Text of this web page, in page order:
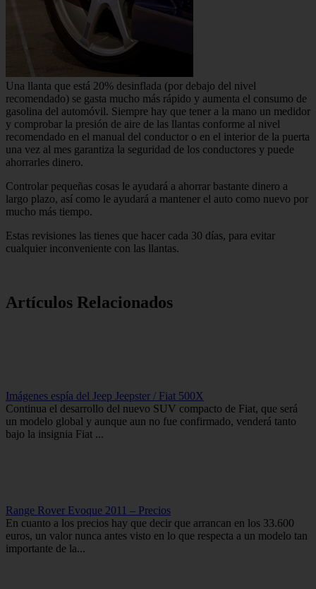
Una llanta que está 20% desinflada (por debajo del nivel
recomendado) se gasta mucho más rápido y aumenta el consumo de
gasolina del automóvil. Siempre hay que tener a la mano un medidor
y comprobar la presión de aire de las llantas conforme al nivel
recomendado en el manual del conductor o en el interior de la puerta
una vez al mes garantiza la seguridad de los conductores y puede
ahorrarles dinero.
Controlar pequeñas cosas le ayudará a ahorrar bastante dinero a
largo plazo, así como le ayudará a mantener el auto como nuevo por
mucho más tiempo.
Estas revisiones las tienes que hacer cada 30 días, para evitar
cualquier inconveniente con las llantas.
Artículos Relacionados
Imágenes espía del Jeep Jeepster / Fiat 500X
Continua el desarrollo del nuevo SUV compacto de Fiat, que será
un modelo global y aunque aun no fue confirmado, venderá tanto
bajo la insignia Fiat ...
Range Rover Evoque 2011 – Precios
En cuanto a los precios hay que decir que arrancan en los 33.600
euros, un valor nunca antes visto en lo que respecta a un modelo tan
importante de la...